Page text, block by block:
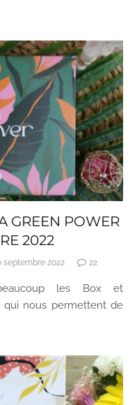
GREEN POWER
2022
septembre 2022 22
les Box et
qui nous permettent de